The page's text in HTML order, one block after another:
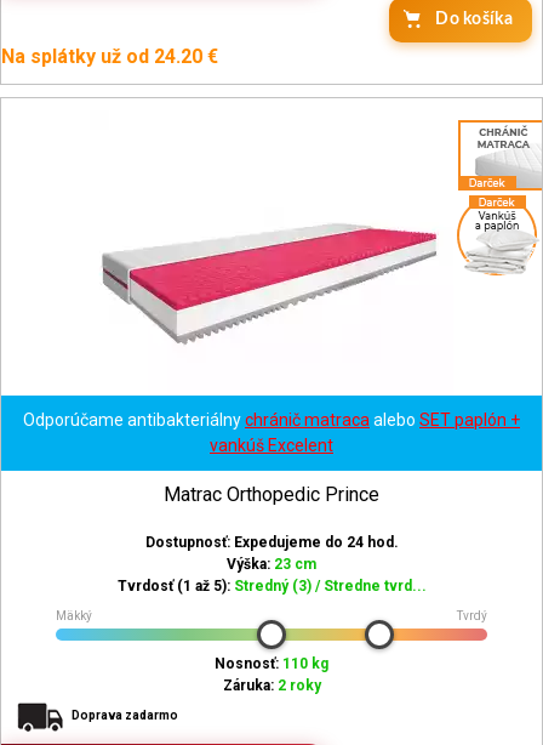
Do košíka
Na splátky už od 24.20 €
Odporúčame antibakteriálnychránič matraca alebo SET paplón +
vankúš Excelent
Matrac Orthopedic Prince
Dostupnosť: Expedujeme do 24 hod.
Výška: 23 cm
Tvrdosť (1 až 5): Stredný (3) / Stredne tvrd...
Mäkký Tvrdý
Nosnosť: 110 kg
Záruka: 2 roky
Doprava zadarmo